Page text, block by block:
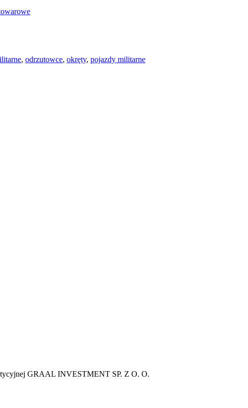
, odrzutowce, okręty, pojazdy militarne
GRAAL INVESTMENT SP. Z O. O.